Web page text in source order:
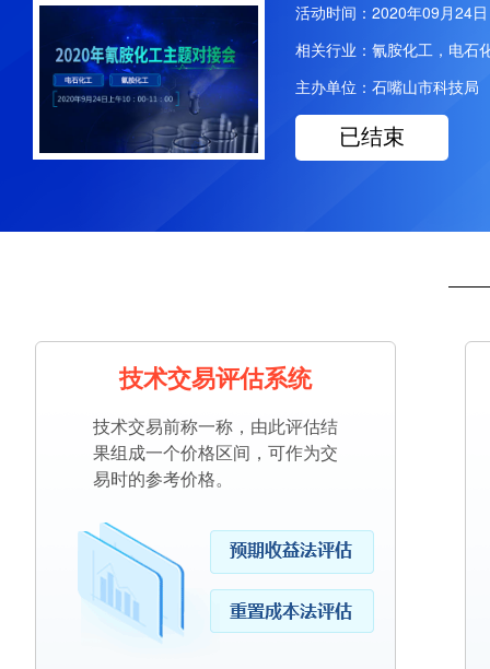
活动时间：2020年09月24
相关行业：氰胺化工，电石
主办单位：石嘴山市科技局
已结束
技术交易评估系统
技术交易前称一称，由此评估结
果组成一个价格区间，可作为交
易时的参考价格。